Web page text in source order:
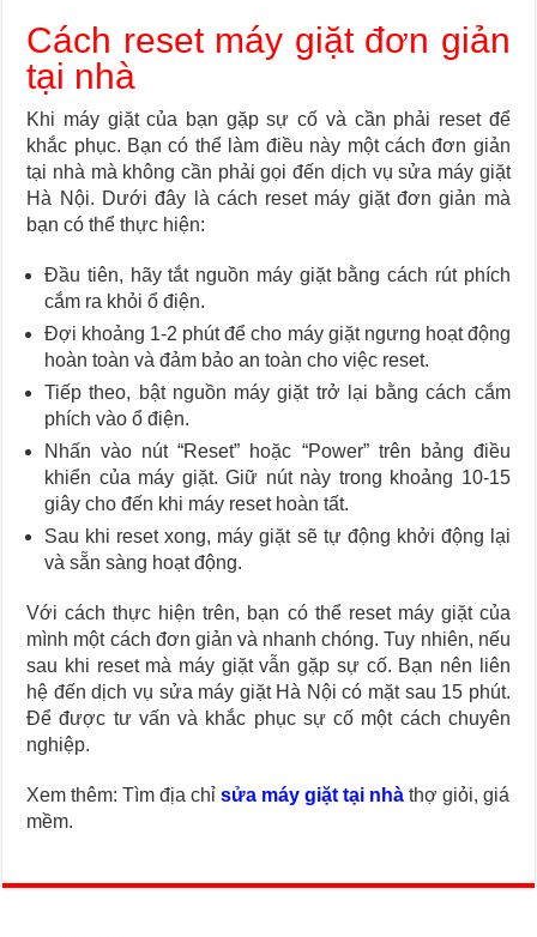
Cách reset máy giặt đơn giản
tại nhà
Khi máy giặt của bạn gặp sự cố và cần phải reset để
khắc phục. Bạn có thể làm điều này một cách đơn giản
tại nhà mà không cần phải gọi đến dịch vụ sửa máy giặt
Hà Nội. Dưới đây là cách reset máy giặt đơn giản mà
bạn có thể thực hiện:
Đầu tiên, hãy tắt nguồn máy giặt bằng cách rút phích
cắm ra khỏi ổ điện.
Đợi khoảng 1-2 phút để cho máy giặt ngưng hoạt động
hoàn toàn và đảm bảo an toàn cho việc reset.
Tiếp theo, bật nguồn máy giặt trở lại bằng cách cắm
phích vào ổ điện.
Nhấn vào nút “Reset” hoặc “Power” trên bảng điều
khiển của máy giặt. Giữ nút này trong khoảng 10-15
giây cho đến khi máy reset hoàn tất.
Sau khi reset xong, máy giặt sẽ tự động khởi động lại
và sẵn sàng hoạt động.
Với cách thực hiện trên, bạn có thể reset máy giặt của
mình một cách đơn giản và nhanh chóng. Tuy nhiên, nếu
sau khi reset mà máy giặt vẫn gặp sự cố. Bạn nên liên
hệ đến dịch vụ sửa máy giặt Hà Nội có mặt sau 15 phút.
Để được tư vấn và khắc phục sự cố một cách chuyên
nghiệp.
Xem thêm: Tìm địa chỉsửa máy giặt tại nhà thợ giỏi, giá
mềm.